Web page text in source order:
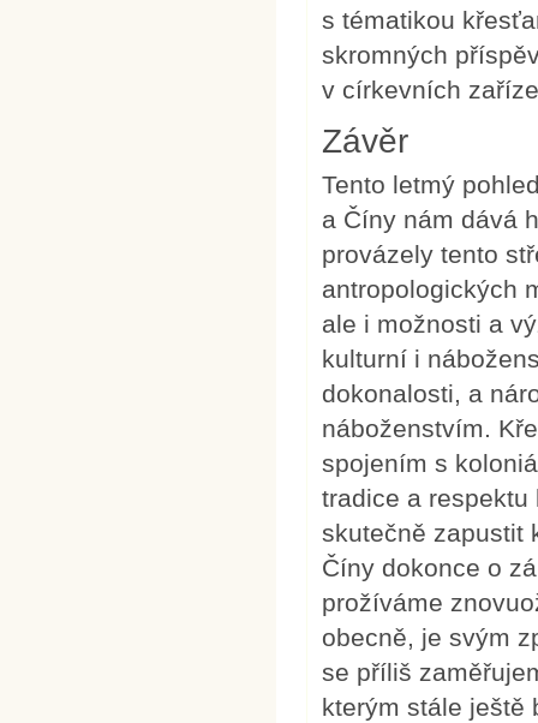
s tématikou
skromných
v církevních
Závěr
Tento letmý
a Číny nám dává
provázely tento
antropologických
ale i možnosti a
kulturní i
dokonalosti, a
náboženstvím.
spojením s
tradice a
skutečně zapustit
Číny dokonce o
prožíváme
obecně, je svým
se příliš
kterým stále ještě